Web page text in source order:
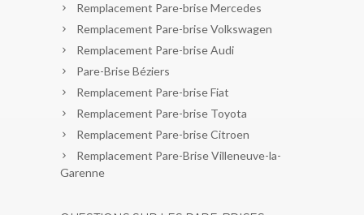
Remplacement Pare-brise Mercedes
Remplacement Pare-brise Volkswagen
Remplacement Pare-brise Audi
Pare-Brise Béziers
Remplacement Pare-brise Fiat
Remplacement Pare-brise Toyota
Remplacement Pare-brise Citroen
Remplacement Pare-Brise Villeneuve-la-
Garenne